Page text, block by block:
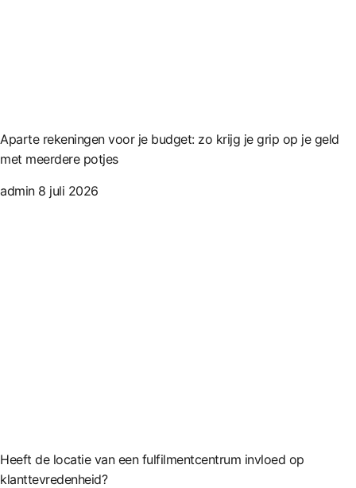
Aparte rekeningen voor je budget: zo krijg je grip op je geld
met meerdere potjes
admin 8 juli 2026
Heeft de locatie van een fulfilmentcentrum invloed op
klanttevredenheid?